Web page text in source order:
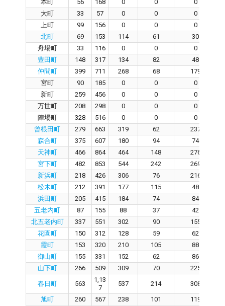
本町
56 168 0 0
0
大町
33 57 0 0
0
上町
99 156 0 0
0
北町
69 153 114 61
30
舟場町
33 116 0 0
0
豊田町
148 317 134 82
48
仲間町
399 711 268 68
179
宮町
90 185 0 0
0
新町
259 456 0 0
0
万世町
208 298 0 0
0
陣場町
328 516 0 0
0
曾根田町
279 663 319 62
237
森合町
375 607 180 94
74
天神町
466 864 464 148
276
宮下町
482 853 544 242
269
新浜町
218 426 306 76
216
松木町
212 391 177 115
48
浜田町
205 415 184 74
84
五老内町
87 155 88 37
42
北五老内町
337 551 302 90
155
花園町
150 312 128 59
62
霞町
153 320 210 105
88
御山町
155 331 152 62
86
山下町
266 509 309 70 225
春日町 563
1,13
7
537 214 308
旭町 260 567 238 101
119